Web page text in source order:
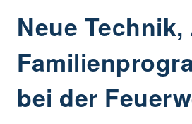
Neue
bei der